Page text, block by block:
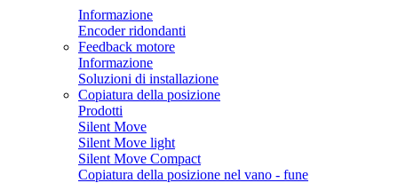
Informazione
Encoder ridondanti
Feedback motore
Informazione
Soluzioni di installazione
Copiatura della posizione
Prodotti
Silent Move
Silent Move light
Silent Move Compact
Copiatura della posizione nel vano - fune